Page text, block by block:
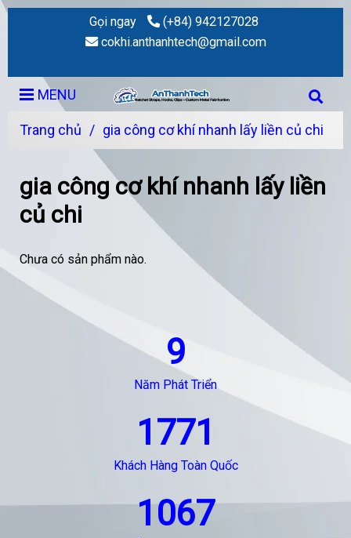
Gọi ngay
(+84) 942127028
cokhi.anthanhtech@gmail.com
MENU
Trang chủ / gia công cơ khí nhanh lấy liền củ chi
gia công cơ khí nhanh lấy liền
củ chi
Chưa có sản phẩm nào.
9
Năm Phát Triển
1771
Khách Hàng Toàn Quốc
1067